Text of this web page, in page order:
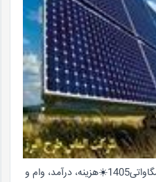
طرح توجیهی نیروگاه خورشیدی 2 مگاواتی1405☀️هزینه، درآمد، وام و